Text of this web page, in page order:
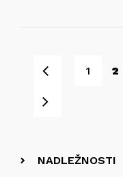
1 2
NADLEŽNOSTI